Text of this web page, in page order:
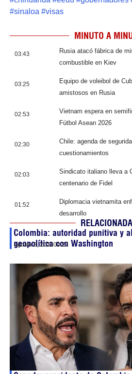
#sinaloa #visas
MINUTO A
03:43
Rusia atacó fábrica de
combustible en Kiev
03:25
Equipo de voleibol de
amistosos en Rusia
02:53
Vietnam espera en
Fútbol Asean 2026
02:30
Chile: agenda de
cuestionamientos
02:03
Sindicato italiano lleva a
centenario de Fidel
01:52
Diplomacia vietnamita
desarrollo
Colombia: autoridad punitiva y
geopolítica con Washington
agosto 8, 202600:27